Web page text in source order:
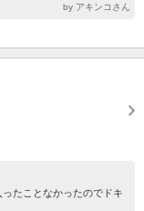
by アキンコさん
たことなかったのでドキ